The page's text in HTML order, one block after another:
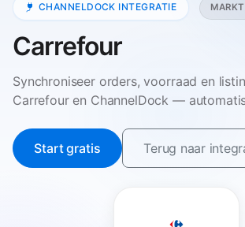
CHANNELDOCK INTEGRATIE
Carrefour
Synchroniseer orders, voorraad en
Carrefour en ChannelDock —
Start gratis Terug naar